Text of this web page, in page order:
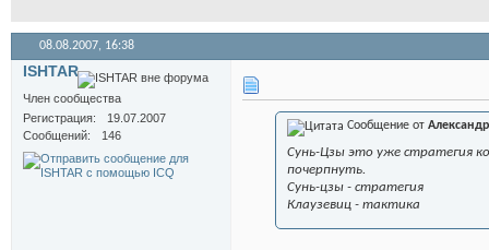
08.08.2007, 16:38
ISHTAR
Член сообщества
Регистрация
19.07.2007
Сообщений
146
Сообщение от
Сунь-Цзы это уже стратегия
почерпнуть.
Сунь-цзы - стратегия
Клаузевиц - тактика